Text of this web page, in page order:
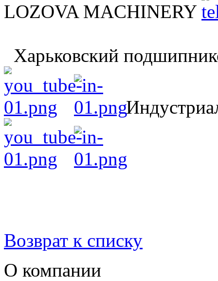
LOZOVA MACHINERY
Харьковский
Возврат к списку
О компании